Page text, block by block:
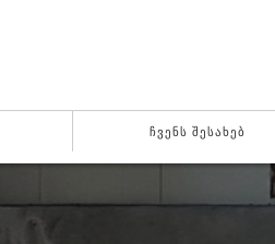
ᲩᲕᲔᲜᲡ ᲨᲔᲡᲐᲮᲔᲑ